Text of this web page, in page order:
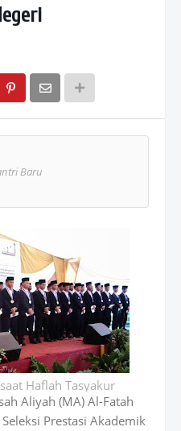
Baru
Haflah Tasyakur
Aliyah (MA) Al-Fatah
Prestasi Akademik